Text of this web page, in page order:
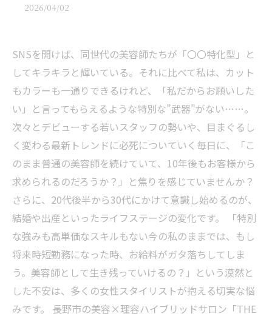
2026/04/02
SNSを開けば、同世代の美容師たちが「〇〇特化型」と
してキラキラと輝いている。それに比べて私は、カット
もカラーも一通りできるけれど、「私だからお願いした
い」と言ってもらえるような特別な”武器”がない……。
次々とデビューする若いスタッフの勢いや、目まぐるし
く変わる最新トレンドに必死についていく毎日に、「こ
のまま普通の美容師を続けていて、10年後もお客様から
求められるのだろうか？」と焦りを感じていませんか？
さらに、20代後半から30代にかけて意識し始めるのが、
結婚や出産といったライフステージの変化です。 「特別
な強みも高単価なスキルもない今の私のままでは、もし
将来時短勤務になった時、お給料がガタ落ちしてしま
う。美容師として生き残っていけるの？」という漠然と
した不安は、多くの女性スタイリストが抱える切実な悩
みです。 長野市の美容×理容ハイブリッドサロン「THE